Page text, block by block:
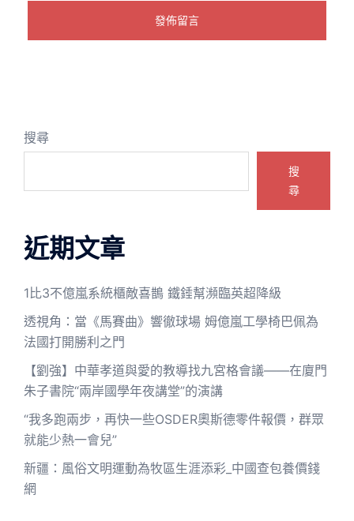
搜尋
搜
尋
近期文章
1比3不億嵐系統櫃敵喜鵲 鐵錘幫瀕臨英超降級
透視角：當《馬賽曲》響徹球場 姆億嵐工學椅巴佩為
法國打開勝利之門
【劉強】中華孝道與愛的教導找九宮格會議——在廈門
朱子書院“兩岸國學年夜講堂”的演講
“我多跑兩步，再快一些OSDER奧斯德零件報價，群眾
就能少熱一會兒”
新疆：風俗文明運動為牧區生涯添彩_中國查包養價錢
網